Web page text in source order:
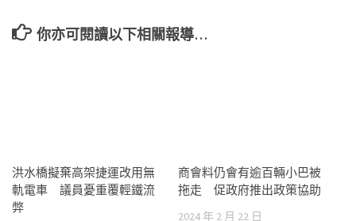
你亦可閱讀以下相關報導…
洪水橋擬棄高架捷運改用無
軌電車 議員憂重覆輕鐵流
弊
商會料仍會有逾百輛小巴被
拖走 促政府推出政策協助
2024 年 2 月 22 日